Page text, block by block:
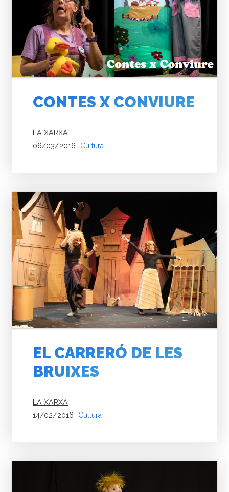
CONTES X CONVIURE
06/03/2016
LA XARXA
Cultura
EL CARRERÓ DE LES
BRUIXES
14/02/2016
LA XARXA
Cultura